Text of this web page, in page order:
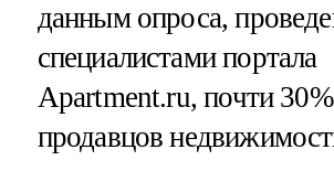
данным опроса,
специалистами портала
Apartment.ru, почти 30%
продавцов